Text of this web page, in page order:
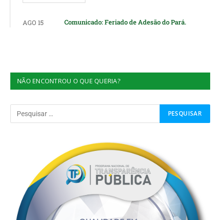
AGO 15 Comunicado: Feriado de Adesão do Pará.
NÃO ENCONTROU O QUE QUERIA?